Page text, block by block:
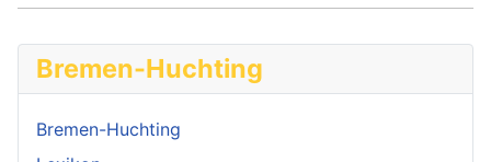
Bremen-Huchting
Bremen-Huchting